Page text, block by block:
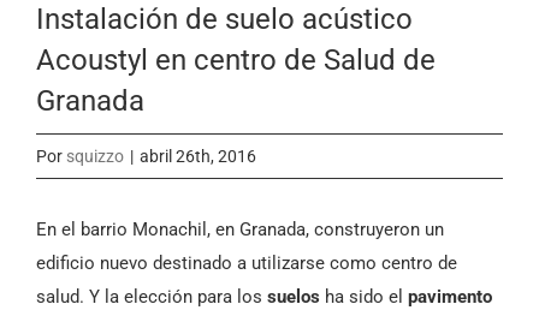
Instalación de suelo acústico
Acoustyl en centro de Salud de
Granada
Por squizzo | abril 26th, 2016
En el barrio Monachil, en Granada, construyeron un
edificio nuevo destinado a utilizarse como centro de
salud. Y la elección para los suelos ha sido el pavimento